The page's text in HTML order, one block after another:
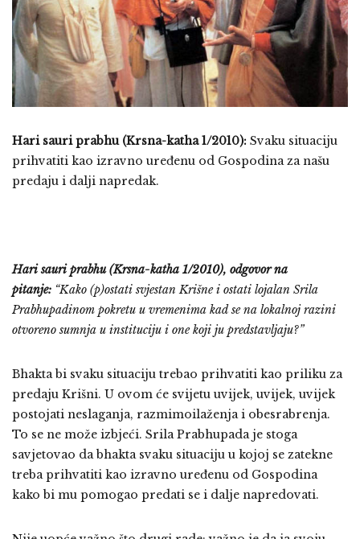
Hari sauri prabhu (Krsna-katha 1/2010): Svaku situaciju
prihvatiti kao izravno uređenu od Gospodina za našu
predaju i dalji napredak.
Hari sauri prabhu (Krsna-katha 1/2010), odgovor na
pitanje: “Kako (p)ostati svjestan Krišne i ostati lojalan Srila
Prabhupadinom pokretu u vremenima kad se na lokalnoj razini
otvoreno sumnja u instituciju i one koji ju predstavljaju?”
Bhakta bi svaku situaciju trebao prihvatiti kao priliku za
predaju Krišni. U ovom će svijetu uvijek, uvijek, uvijek
postojati neslaganja, razmimoilaženja i obesrabrenja.
To se ne može izbjeći. Srila Prabhupada je stoga
savjetovao da bhakta svaku situaciju u kojoj se zatekne
treba prihvatiti kao izravno uređenu od Gospodina
kako bi mu pomogao predati se i dalje napredovati.